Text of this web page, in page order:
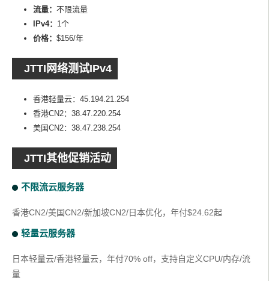
流量： 不限流量
IPv4： 1个
价格： $156/年
JTTI网络测试IPv4
香港轻量云：45.194.21.254
香港CN2：38.47.220.254
美国CN2：38.47.238.254
JTTI其他促销活动
不限流云服务器
香港CN2/美国CN2/新加坡CN2/日本优化，年付$24.62起
轻量云服务器
日本轻量云/香港轻量云，年付70% off，支持自定义CPU/内存/流
量